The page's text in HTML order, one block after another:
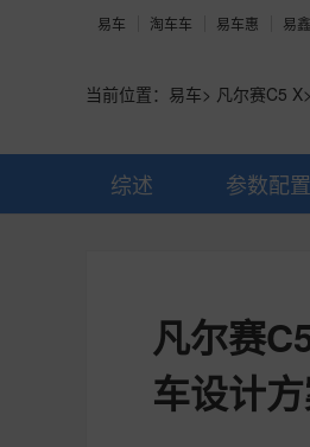
易车 淘车车 易车惠 易
当前位置： 易车> 凡尔赛C5 X>
综述 参数配置
凡尔赛
车设计